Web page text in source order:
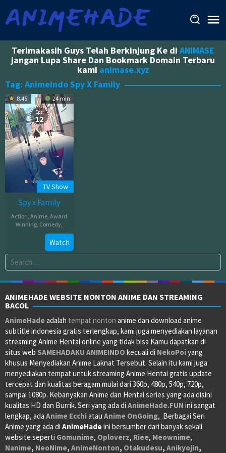
content
Terimakasih Guys Telah Berkinjung Ke di ANIMASE
jangan Lupa Share Dan Bookmark Domain Terbaru
kami animase.xyz
Tag: Animeindo Spy X Family
8.45 24 min
Eps:
12
TV Show
Spy x Family
Action,Anime,Award
Winning, Comedy,
Apr
09,
2022
Watch
Search
for:
ANIMEHADE WEBSITE NONTON ANIME DAN STREAMING
BACOL
AnimeHadeadalah tempat nonton anime dan download anime
subtitle indonesia gratis terlengkap, kami juga menyediakan layanan
streaming Anime Hentai online yang tidak bisa Kamu dapatkan di
situs web SAMEHADAKU ANIMEINDO kecuali di NekoPoiyang
khusus Menyediakan Anime Laknat Tersebut. Selain itu kami juga
menyediakan tempat untuk streaming Anime Hentai gratis update
tercepat dan kualitas beragam mulai dari 360p, 480p, 540p, 720p,
sampai 1080p. Kebanyakan Anime dan Hentai series yang ada disini
kualitas HD dan Burrik. Seri yang ada di AnimeHade.FUN ini sangat
lengkap, ada Anime Ecchiatau Anime OnGoing, Berbagai Seri
Anime yang ada di AnimeHadeini bersumber dari banyak sekali
website seperti Gomunime, Oploverz, Riee, Meownime,
Nanime, NeoNime, AnimeNonton, Otakudesu, Anikyojin,